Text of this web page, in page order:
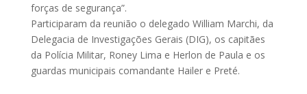
forças de segurança”.
Participaram da reunião o delegado William Marchi, da
Delegacia de Investigações Gerais (DIG), os capitães
da Polícia Militar, Roney Lima e Herlon de Paula e os
guardas municipais comandante Hailer e Preté.